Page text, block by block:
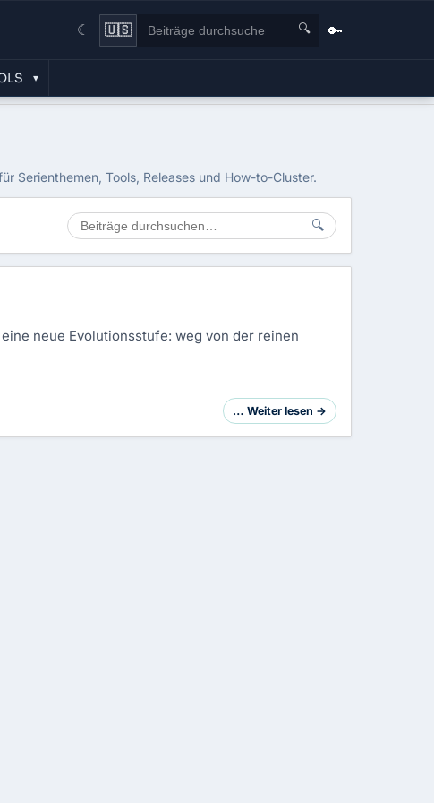
☾ 🇺🇸 🔍 🔑
▾
Serienthemen, Tools, Releases und How-to-Cluster.
🔍
neue Evolutionsstufe: weg von der reinen
… Weiter lesen →